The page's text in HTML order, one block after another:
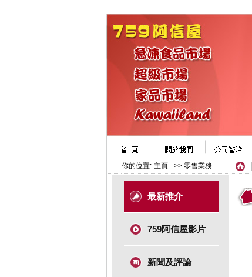
你的位置: 主頁 - >> 零售業務
最新推介
759阿信屋影片
新聞及評論